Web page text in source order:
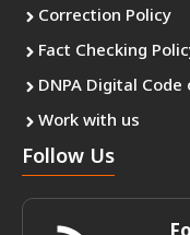
Correction Policy
Fact Checking
DNPA Digital Code
Work with us
Follow Us